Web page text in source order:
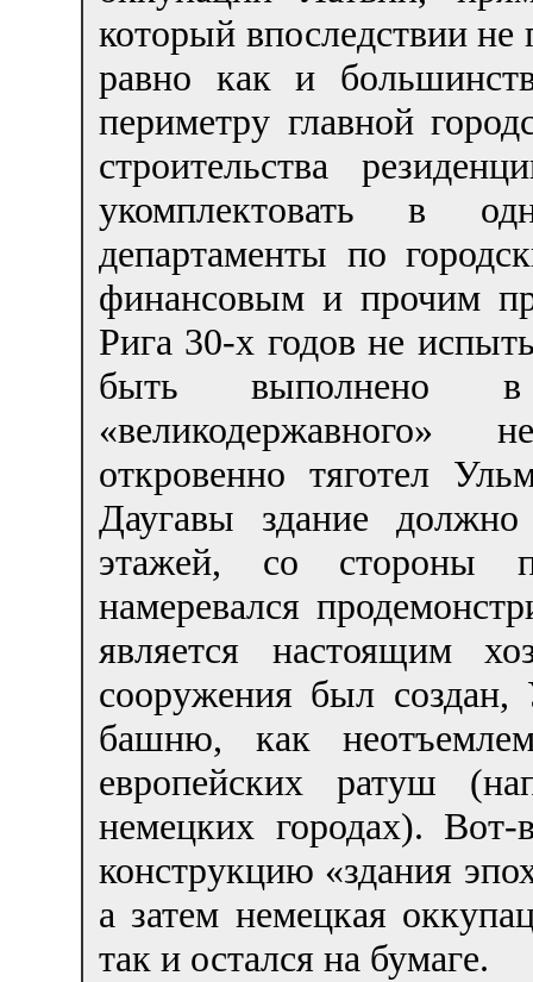
который впоследствии
равно как и
периметру главной
строительства
укомплектовать в
департаменты по
финансовым и прочим
Рига 30-х годов не
быть выполнено в
«великодержавного»
откровенно тяготел
Даугавы здание
этажей, со стороны
намеревался
является настоящим
сооружения был создан,
башню, как
европейских ратуш
немецких городах).
конструкцию «здания
а затем немецкая
так и остался на бумаге.